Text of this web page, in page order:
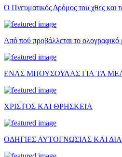
Ο Πνευματικός Δρόμος του χθες και
Από πού προβάλλεται το
ΕΝΑΣ ΜΠΟΥΣΟΥΛΑΣ ΓΙΑ ΤΑ
ΧΡΙΣΤΟΣ ΚΑΙ ΘΡΗΣΚΕΙΑ
ΟΔΗΓΙΕΣ ΑΥΤΟΓΝΩΣΙΑΣ ΚΑΙ